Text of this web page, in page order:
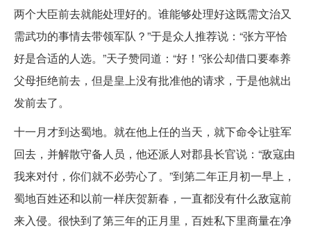
两个大臣前去就能处理好的。谁能够处理好这既需文治又
需武功的事情去带领军队？”于是众人推荐说：“张方平恰
好是合适的人选。”天子赞同道：“好！”张公却借口要奉养
父母拒绝前去，但是皇上没有批准他的请求，于是他就出
发前去了。
十一月才到达蜀地。就在他上任的当天，就下命令让驻军
回去，并解散守备人员，他还派人对郡县长官说：“敌寇由
我来对付，你们就不必劳心了。”到第二年正月初一早上，
蜀地百姓还和以前一样庆贺新春，一直都没有什么敌寇前
来入侵。很快到了第三年的正月里，百姓私下里商量在净